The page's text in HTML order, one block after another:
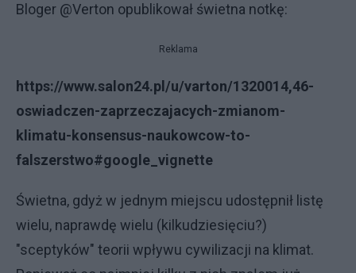
Bloger @Verton opublikował świetna notkę:
Reklama
https://www.salon24.pl/u/varton/1320014,46-
oswiadczen-zaprzeczajacych-zmianom-
klimatu-konsensus-naukowcow-to-
falszerstwo#google_vignette
Świetna, gdyż w jednym miejscu udostępnił listę
wielu, naprawdę wielu (kilkudziesięciu?)
"sceptyków" teorii wpływu cywilizacji na klimat.